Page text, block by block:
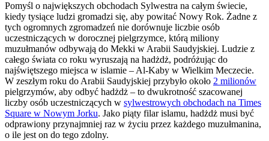
Pomyśl o największych obchodach Sylwestra na całym świecie,
kiedy tysiące ludzi gromadzi się, aby powitać Nowy Rok. Żadne z
tych ogromnych zgromadzeń nie dorównuje liczbie osób
uczestniczących w dorocznej pielgrzymce, którą miliony
muzułmanów odbywają do Mekki w Arabii Saudyjskiej. Ludzie z
całego świata co roku wyruszają na hadżdż, podróżując do
najświętszego miejsca w islamie – Al-Kaby w Wielkim Meczecie.
W zeszłym roku do Arabii Saudyjskiej przybyło około 2 milionów
pielgrzymów, aby odbyć hadżdż – to dwukrotność szacowanej
liczby osób uczestniczących w sylwestrowych obchodach na Times
Square w Nowym Jorku. Jako piąty filar islamu, hadżdż musi być
odprawiony przynajmniej raz w życiu przez każdego muzułmanina,
o ile jest on do tego zdolny.